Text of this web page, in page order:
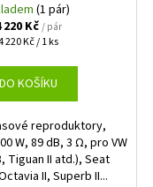
(1 pár)
220 Kč/ pár
220 Kč / 1 ks
DO KOŠÍKU
reproduktory,
W, 89 dB, 3 Ω, pro VW
Tiguan II atd.), Seat
II, Superb II...